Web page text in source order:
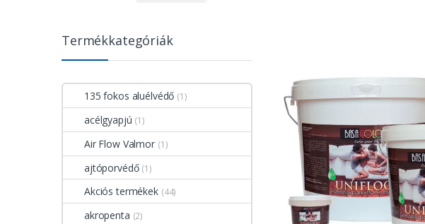
Termékkategóriák
135 fokos aluélvédő (1)
acélgyapjú (1)
Air Flow Valmor (1)
ajtóporvédő (1)
Akciós termékek (44)
akropenta (2)